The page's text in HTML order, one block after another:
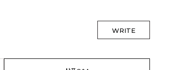
WRITE